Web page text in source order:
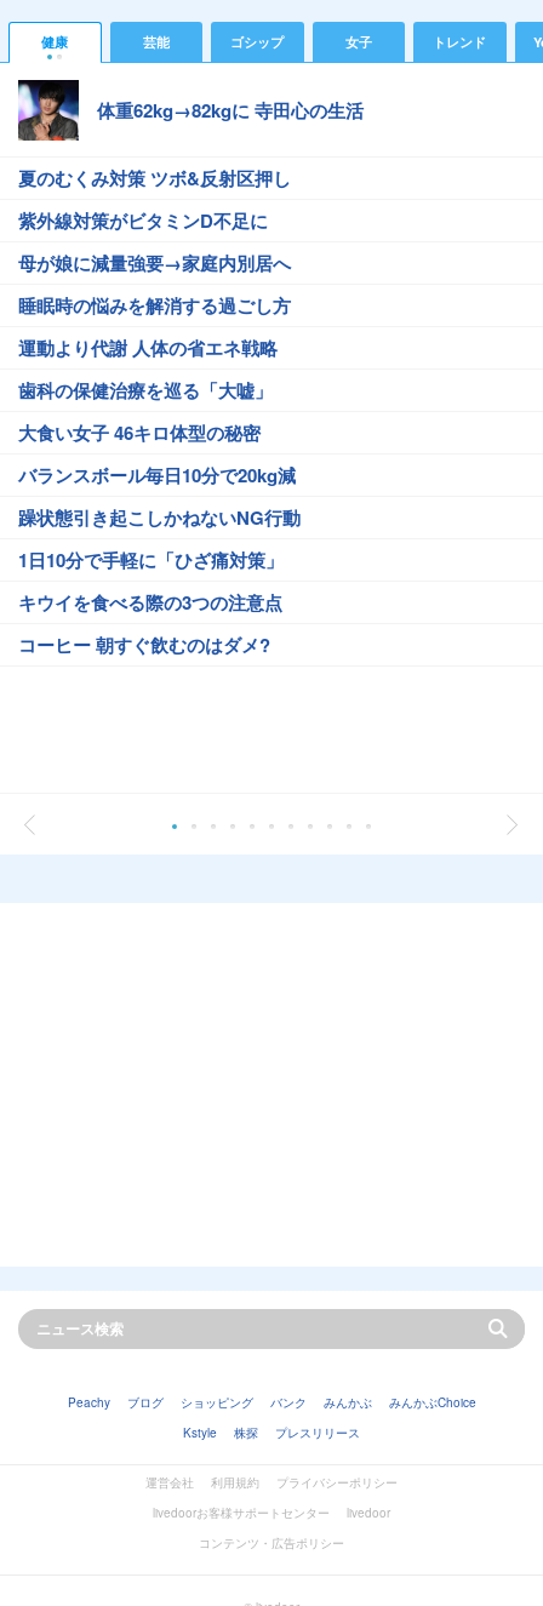
健康 芸能 ゴシップ 女子 トレンド
体重62kg→82kgに 寺田心の生活
夏のむくみ対策 ツボ&反射区押し
紫外線対策がビタミンD不足に
母が娘に減量強要→家庭内別居へ
睡眠時の悩みを解消する過ごし方
運動より代謝 人体の省エネ戦略
歯科の保健治療を巡る「大嘘」
大食い女子 46キロ体型の秘密
バランスボール毎日10分で20kg減
躁状態引き起こしかねないNG行動
1日10分で手軽に「ひざ痛対策」
キウイを食べる際の3つの注意点
コーヒー 朝すぐ飲むのはダメ?
Peachy ブログ ショッピング バンク みんかぶ
みんかぶChoice
Kstyle
株探 プレスリリース
運営会社 利用規約
プライバシーポリシー
livedoorお客様サポートセンター
livedoor
コンテンツ・広告ポリシー